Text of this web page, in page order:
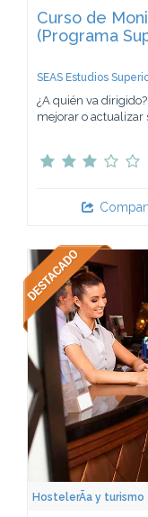
Curso de
(Programa
SEAS Estudios
¿A quién va
mejorar o actualizar
HostelerÃ­a y turismo